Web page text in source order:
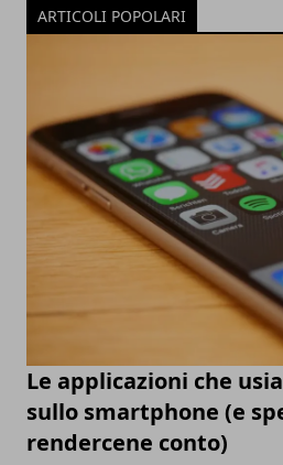
ARTICOLI POPOLARI
Le applicazioni che
sullo smartphone (e
rendercene conto)